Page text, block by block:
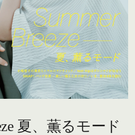
夏、薫るモード